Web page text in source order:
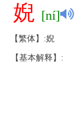
婗 [ní]
【繁体】:婗
【基本解释】: